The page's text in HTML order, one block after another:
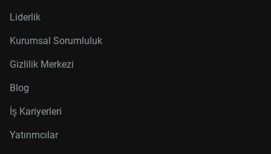
Liderlik
Kurumsal Sorumluluk
Gizlilik Merkezi
Blog
İş Kariyerleri
Yatırımcılar